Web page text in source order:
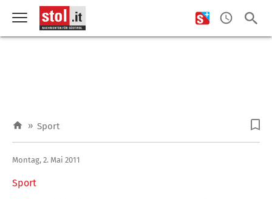
» Sport
Sport
Montag, 2. Mai 2011